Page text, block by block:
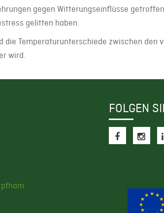
gegen Witterungseinflüsse
gelitten haben.
Temperaturunterschiede zwischen den
wird.
FOLGEN